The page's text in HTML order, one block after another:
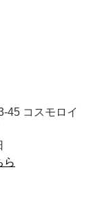
45 コスモロイ
ら